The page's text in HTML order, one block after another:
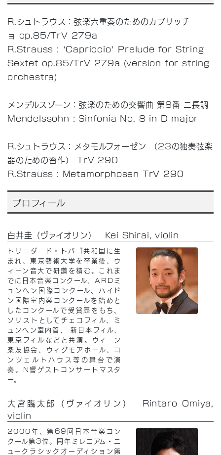
R.シュトラウス：弦楽六重奏のためのカプリッチ
ョ op.85/TrV 279a
R.Strauss : ‘Capriccio’ Prelude for String
Sextet op.85/TrV 279a (version for string
orchestra)
メンデルスゾーン：弦楽のための交響曲 第8番 ニ長調
Mendelssohn : Sinfonia No. 8 in D major
R.シュトラウス：メタモルフォーゼン （23の独奏弦楽
器のための習作） TrV 290
R.Strauss : Metamorphosen TrV 290
プロフィール
白井圭（ヴァイオリン） Kei Shirai, violin
トリニダード・トバゴ共和国に生
まれ、東京藝術大学を卒業後、ウ
ィーン音大で研鑽を積む。これま
でに日本音楽コンクール、ARDミ
ュンヘン国際コンクール、ハイド
ン国際室内楽コンクールを始めと
したコンクールで受賞歴をもち、
ソリストとしてチェコフィル、ミ
ュンヘン室内管、 新日本フィル、
東京フィルなどと共演。ウィーン
楽友協会、ウィグモアホール、コ
ンツェルトハウス等の舞台で演
奏。N響ゲストコンサートマスタ
ー。
大宮臨太郎（ヴァイオリン） Rintaro Omiya,
violin
2000年、第69回日本音楽コン
クール第3位。同年ミレニアム・ニ
ュークラシックオーディション第